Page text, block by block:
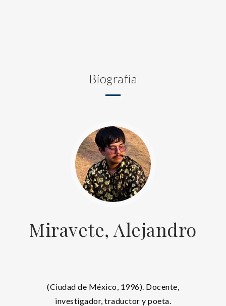
Biografía
Miravete, Alejandro
(Ciudad de México, 1996). Docente,
investigador, traductor y poeta.